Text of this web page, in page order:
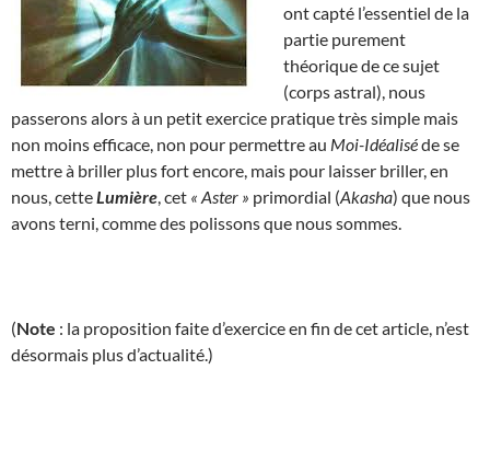
ont capté l’essentiel de la
partie purement
théorique de ce sujet
(corps astral), nous
passerons alors à un petit exercice pratique très simple mais
non moins efficace, non pour permettre au Moi-Idéaliséde se
mettre à briller plus fort encore, mais pour laisser briller, en
nous, cetteLumière , cet « Aster » primordial (Akasha) que nous
avons terni, comme des polissons que nous sommes.
(Note : la proposition faite d’exercice en fin de cet article, n’est
désormais plus d’actualité.)